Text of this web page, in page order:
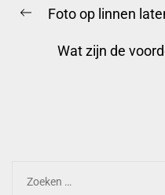
Previous
Foto op linnen
Wat zijn de
naar: